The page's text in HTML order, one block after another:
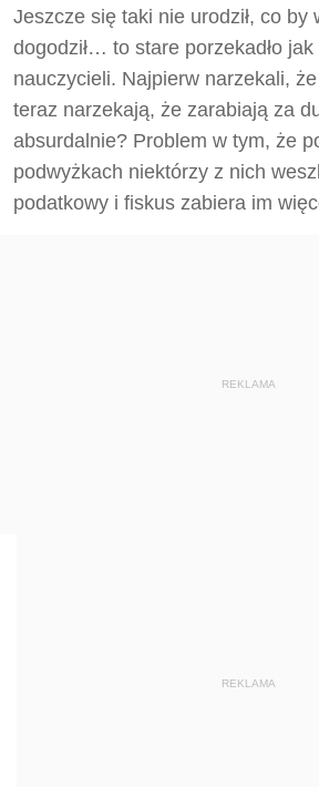
Jeszcze się taki nie urodził, co by
dogodził… to stare porzekadło jak
nauczycieli. Najpierw narzekali,
teraz narzekają, że zarabiają za
absurdalnie? Problem w tym, że
podwyżkach niektórzy z nich
podatkowy i fiskus zabiera im
REKLAMA
REKLAMA